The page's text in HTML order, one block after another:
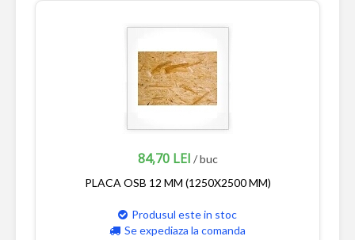
84,70 LEI / buc
PLACA OSB 12 MM (1250X2500 MM)
Produsul este in stoc
Se expediaza la comanda